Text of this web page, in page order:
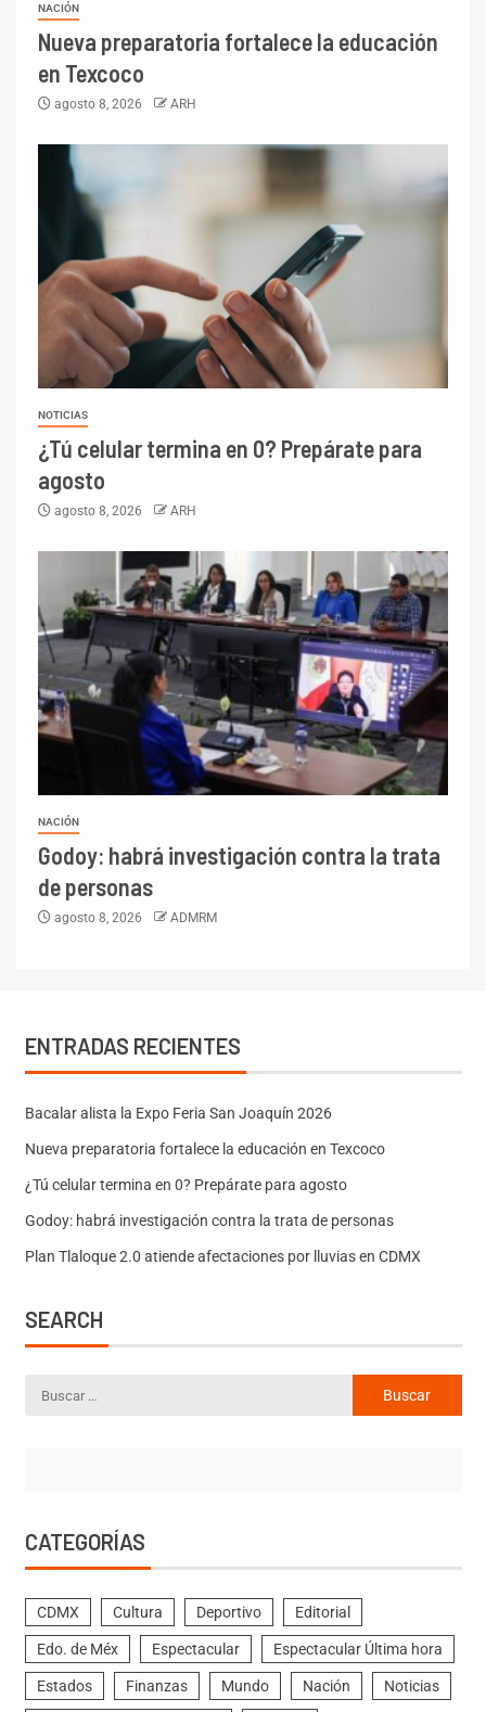
NACIÓN
Nueva preparatoria fortalece la educación
en Texcoco
agosto 8, 2026 ARH
NOTICIAS
¿Tú celular termina en 0? Prepárate para
agosto
agosto 8, 2026 ARH
NACIÓN
Godoy: habrá investigación contra la trata
de personas
agosto 8, 2026 ADMRM
ENTRADAS RECIENTES
Bacalar alista la Expo Feria San Joaquín 2026
Nueva preparatoria fortalece la educación en Texcoco
¿Tú celular termina en 0? Prepárate para agosto
Godoy: habrá investigación contra la trata de personas
Plan Tlaloque 2.0 atiende afectaciones por lluvias en CDMX
SEARCH
CATEGORÍAS
CDMX Cultura Deportivo Editorial
Edo. de Méx Espectacular Espectacular Última hora
Estados Finanzas Mundo Nación Noticias